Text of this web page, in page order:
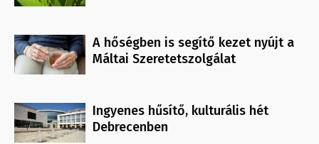
A hőségben is segítő kezet nyújt a
Máltai Szeretetszolgálat
Ingyenes hűsítő, kulturális hét
Debrecenben